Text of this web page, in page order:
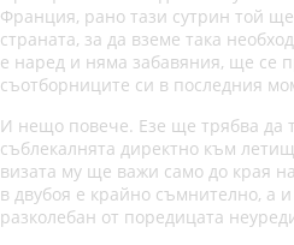
Франция, рано тази сутрин той
страната, за да вземе така
е наред и няма забавяния, ще се
съотборниците си в последния
И нещо повече. Езе ще трябва да
съблекалнята директно към
визата му ще важи само до края
в двубоя е крайно съмнително, а
разколебан от поредицата